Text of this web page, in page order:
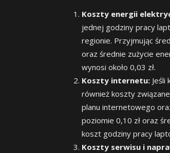
Koszty energii
jednej godziny pracy
regionie. Przyjmując
oraz średnie zużycie
wynosi około 0,03 zł.
Koszty internetu:
również koszty
planu internetowego
poziomie 0,10 zł oraz
koszt godziny pracy
Koszty serwisu i